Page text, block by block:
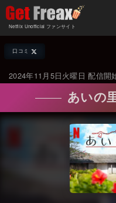
Netflix Unofficial ファンサイト
配信
海外
口コミ
2024年11月5日火曜日 配信開
あいの